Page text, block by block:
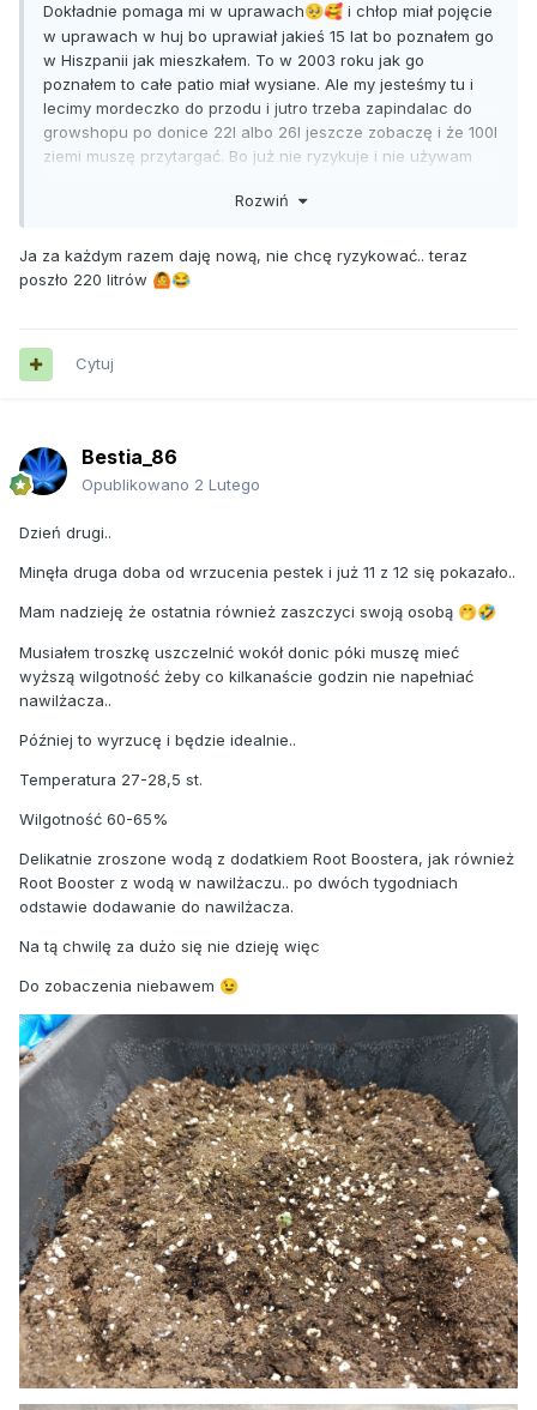
Dokładnie pomaga mi w uprawach🥺🥰 i chłop miał pojęcie
w uprawach w huj bo uprawiał jakieś 15 lat bo poznałem go
w Hiszpanii jak mieszkałem. To w 2003 roku jak go
poznałem to całe patio miał wysiane. Ale my jesteśmy tu i
lecimy mordeczko do przodu i jutro trzeba zapindalac do
growshopu po donice 22l albo 26l jeszcze zobaczę i że 100l
ziemi muszę przytargać. Bo już nie ryzykuje i nie używam
starej. Ale to koszt 30 euro i lepiej nie żałować bo fakt
Rozwiń
Ja za każdym razem daję nową, nie chcę ryzykować.. teraz
poszło 220 litrów 🙆😂
Cytuj
Bestia_86
Opublikowano 2 Lutego
Dzień drugi..
Minęła druga doba od wrzucenia pestek i już 11 z 12 się pokazało..
Mam nadzieję że ostatnia również zaszczyci swoją osobą 🤭🤣
Musiałem troszkę uszczelnić wokół donic póki muszę mieć
wyższą wilgotność żeby co kilkanaście godzin nie napełniać
nawilżacza..
Później to wyrzucę i będzie idealnie..
Temperatura 27-28,5 st.
Wilgotność 60-65%
Delikatnie zroszone wodą z dodatkiem Root Boostera, jak również
Root Booster z wodą w nawilżaczu.. po dwóch tygodniach
odstawie dodawanie do nawilżacza.
Na tą chwilę za dużo się nie dzieję więc
Do zobaczenia niebawem 😉